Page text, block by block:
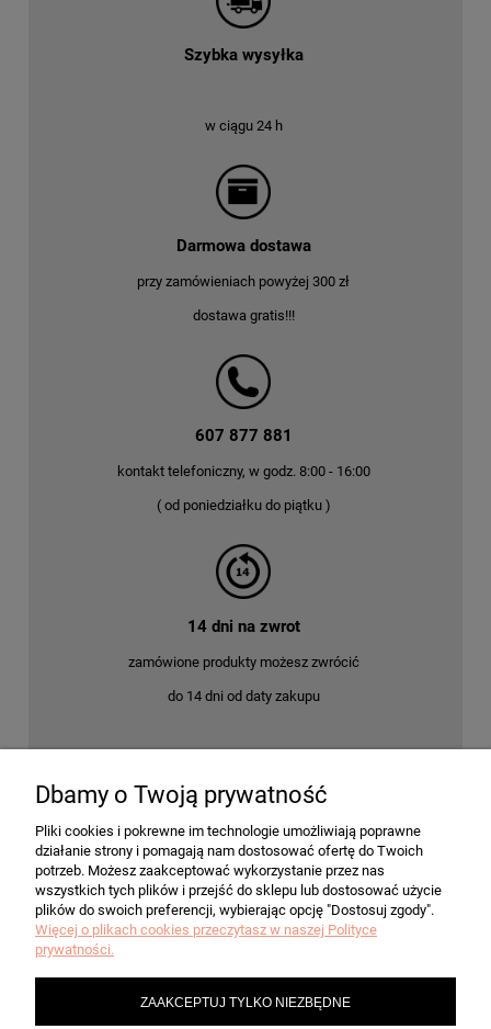
Szybka wysyłka
w ciągu 24 h
Darmowa dostawa
przy zamówieniach powyżej 300 zł
dostawa gratis!!!
607 877 881
kontakt telefoniczny, w godz. 8:00 - 16:00
( od poniedziałku do piątku )
14 dni na zwrot
zamówione produkty możesz zwrócić
do 14 dni od daty zakupu
POMOC
MOJE KONTO
PŁATNOŚCI I DOSTAWA
INFORMACJE
Dbamy o Twoją prywatność
Pliki cookies i pokrewne im technologie umożliwiają poprawne
działanie strony i pomagają nam dostosować ofertę do Twoich
potrzeb. Możesz zaakceptować wykorzystanie przez nas
wszystkich tych plików i przejść do sklepu lub dostosować użycie
plików do swoich preferencji, wybierając opcję "Dostosuj zgody".
Więcej o plikach cookies przeczytasz w naszej Polityce
prywatności.
ZAAKCEPTUJ TYLKO NIEZBĘDNE